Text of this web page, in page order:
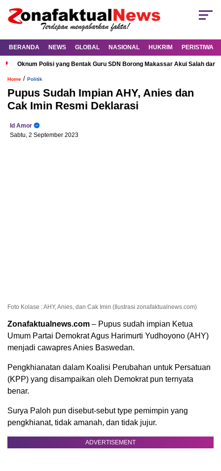
BERANDA NEWS GLOBAL NASIONAL HUKRIM PERISTIWA
Oknum Polisi yang Bentak Guru SDN Borong Makassar Akui Salah dan
Home / Politik
Pupus Sudah Impian AHY, Anies dan
Cak Imin Resmi Deklarasi
Id Amor
Sabtu, 2 September 2023
Foto Kolase : AHY, Anies, dan Cak Imin (Ilustrasi zonafaktualnews.com)
Zonafaktualnews.com – Pupus sudah impian Ketua
Umum Partai Demokrat Agus Harimurti Yudhoyono (AHY)
menjadi cawapres Anies Baswedan.
Pengkhianatan dalam Koalisi Perubahan untuk Persatuan
(KPP) yang disampaikan oleh Demokrat pun ternyata
benar.
Surya Paloh pun disebut-sebut type pemimpin yang
pengkhianat, tidak amanah, dan tidak jujur.
ADVERTISEMENT